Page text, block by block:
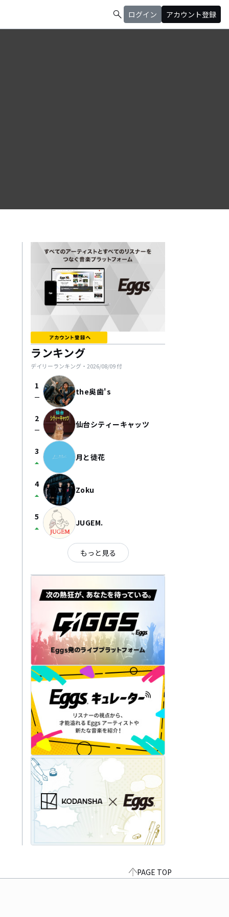
search ログイン アカウント登録
ランキング
デイリーランキング・ 2026/08/09付
1
check_indeterminate_small the奥歯's
2
check_indeterminate_small 仙台シティーキャッツ
3
arrow_drop_up 月と徒花
4
arrow_drop_up Zoku
5
arrow_drop_up JUGEM.
もっと見る
PAGE TOP